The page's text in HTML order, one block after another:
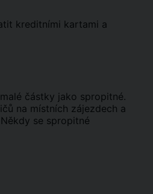
kreditními kartami a
částky jako spropitné.
na místních zájezdech a
se spropitné